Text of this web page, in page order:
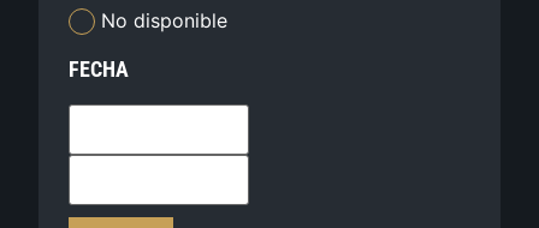
No disponible
FECHA